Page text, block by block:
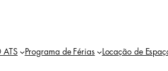
ATS Programa de Férias Locação de